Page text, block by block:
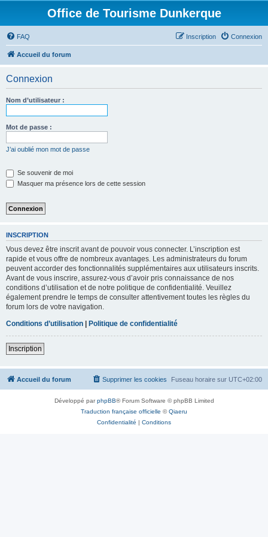
Office de Tourisme Dunkerque
FAQ Connexion
Inscription
Accueil du forum
Connexion
Nom d’utilisateur :
Mot de passe :
J’ai oublié mon mot de passe
Se souvenir de moi
Masquer ma présence lors de cette session
INSCRIPTION
Vous devez être inscrit avant de pouvoir vous connecter. L’inscription est
rapide et vous offre de nombreux avantages. Les administrateurs du forum
peuvent accorder des fonctionnalités supplémentaires aux utilisateurs inscrits.
Avant de vous inscrire, assurez-vous d’avoir pris connaissance de nos
conditions d’utilisation et de notre politique de confidentialité. Veuillez
également prendre le temps de consulter attentivement toutes les règles du
forum lors de votre navigation.
Conditions d’utilisation | Politique de confidentialité
Inscription
Accueil du forum Fuseau horaire sur UTC+02:00
Supprimer les cookies
Développé parphpBB® Forum Software © phpBB Limited
Traduction française officielle ©Qiaeru
Confidentialité | Conditions